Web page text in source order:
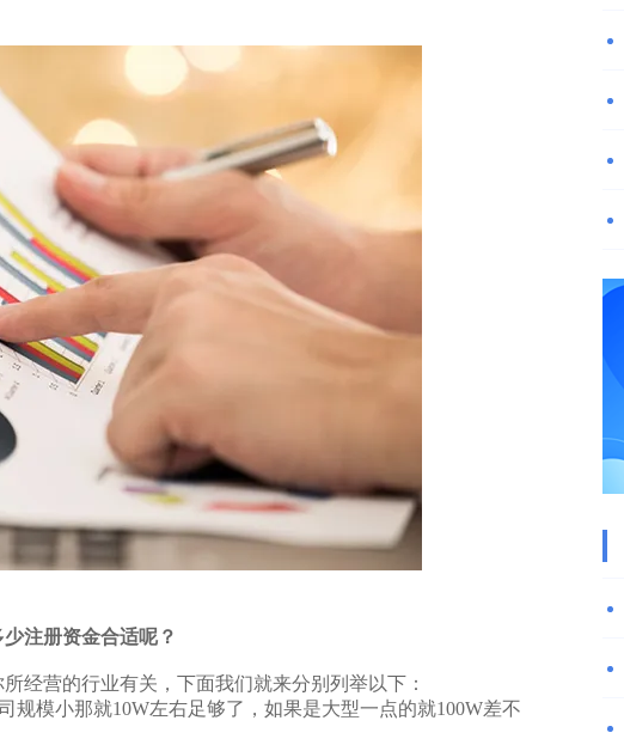
注册资金合适呢？
营的行业有关，下面我们就来分别列举以下：
模小那就10W左右足够了，如果是大型一点的就100W差不